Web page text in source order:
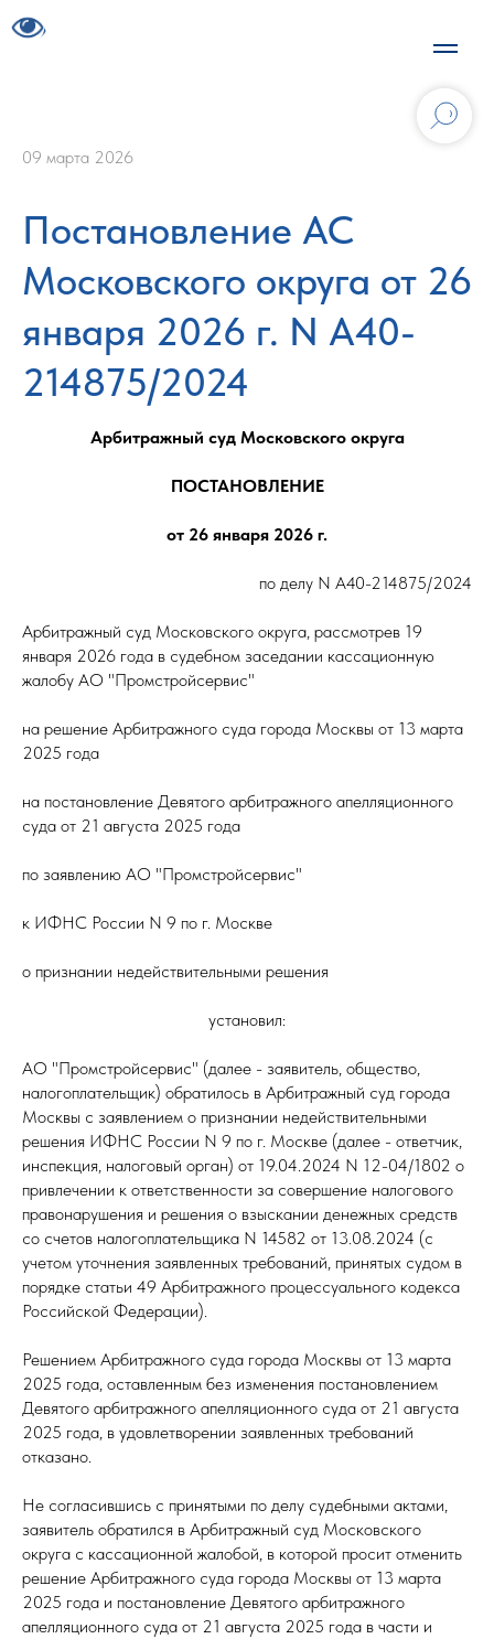
09 марта 2026
Постановление АС
Московского округа от 26
января 2026 г. N А40-
214875/2024
Арбитражный суд Московского округа
ПОСТАНОВЛЕНИЕ
от 26 января 2026 г.
по делу N А40-214875/2024
Арбитражный суд Московского округа, рассмотрев 19
января 2026 года в судебном заседании кассационную
жалобу АО "Промстройсервис"
на решение Арбитражного суда города Москвы от 13 марта
2025 года
на постановление Девятого арбитражного апелляционного
суда от 21 августа 2025 года
по заявлению АО "Промстройсервис"
к ИФНС России N 9 по г. Москве
о признании недействительными решения
установил:
АО "Промстройсервис" (далее - заявитель, общество,
налогоплательщик) обратилось в Арбитражный суд города
Москвы с заявлением о признании недействительными
решения ИФНС России N 9 по г. Москве (далее - ответчик,
инспекция, налоговый орган) от 19.04.2024 N 12-04/1802 о
привлечении к ответственности за совершение налогового
правонарушения и решения о взыскании денежных средств
со счетов налогоплательщика N 14582 от 13.08.2024 (с
учетом уточнения заявленных требований, принятых судом в
порядке статьи 49 Арбитражного процессуального кодекса
Российской Федерации).
Решением Арбитражного суда города Москвы от 13 марта
2025 года, оставленным без изменения постановлением
Девятого арбитражного апелляционного суда от 21 августа
2025 года, в удовлетворении заявленных требований
отказано.
Не согласившись с принятыми по делу судебными актами,
заявитель обратился в Арбитражный суд Московского
округа с кассационной жалобой, в которой просит отменить
решение Арбитражного суда города Москвы от 13 марта
2025 года и постановление Девятого арбитражного
апелляционного суда от 21 августа 2025 года в части и